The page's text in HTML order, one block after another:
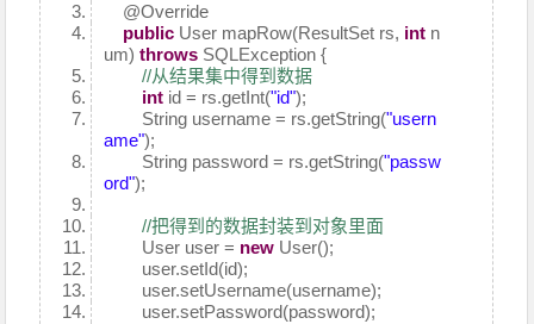
@Override
public User mapRow(ResultSet rs, int n
um)throws SQLException {
//从结果集中得到数据
int id = rs.getInt("id");
String username = rs.getString("usern
ame");
String password = rs.getString("passw
ord");
//把得到的数据封装到对象里面
User user = new User();
user.setId(id);
user.setUsername(username);
user.setPassword(password);